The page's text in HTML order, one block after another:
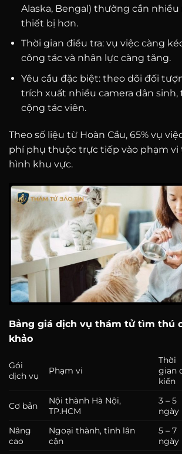
Alaska, Bengal) thường cần nhiều
thiết bị hơn.
Thời gian điều tra: vụ việc càng
công tác và nhân lực càng tăng.
Yêu cầu đặc biệt: theo dõi đối
trích xuất nhiều camera dân
cộng tác viên.
Theo số liệu từ Hoàn Cầu, 65% vụ
phí phụ thuộc trực tiếp vào phạm vi
hình khu vực.
Bảng giá dịch vụ thám tử tìm thú
khảo
Gói
dịch vụ
Phạm vi
Thời
gian
kiến
Cơ bản
Nội thành Hà Nội,
TP.HCM
3 – 5
ngày
Nâng
cao
Ngoại thành, tỉnh lân
cận
5 – 7
ngày